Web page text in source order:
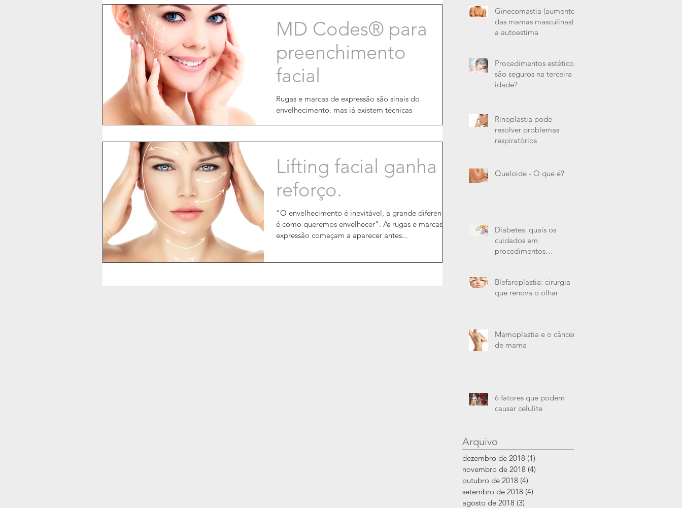
MD Codes® para
preenchimento
facial
Rugas e marcas de expressão são sinais do
envelhecimento, mas já existem técnicas
Lifting facial ganha
reforço.
“O envelhecimento é inevitável, a grande diferença
é como queremos envelhecer”. As rugas e marcas de
expressão começam a aparecer antes...
Ginecomastia (aumento
das mamas masculinas) e
a autoestima
Procedimentos estéticos
são seguros na terceira
idade?
Rinoplastia pode
resolver problemas
respiratórios
Queloide - O que é?
Diabetes: quais os
cuidados em
procedimentos
Blefaroplastia: cirurgia
que renova o olhar
Mamoplastia e o câncer
de mama
6 fatores que podem
causar celulite
Arquivo
dezembro de 2018 (1)
novembro de 2018 (4)
outubro de 2018 (4)
setembro de 2018 (4)
agosto de 2018 (3)